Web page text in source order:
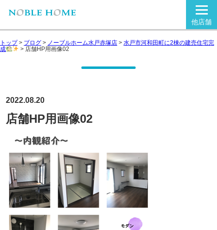
他店舗
トップ> ブログ > ノーブルホーム水戸赤塚店 > 水戸市河和田町に2棟の建売住宅完
成
> 店舗HP用画像02
2022.08.20
店舗HP用画像02